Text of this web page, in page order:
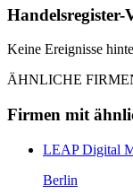
Handelsregister-
Keine Ereignisse
ÄHNLICHE
Firmen mit
LEAP Digital
Berlin